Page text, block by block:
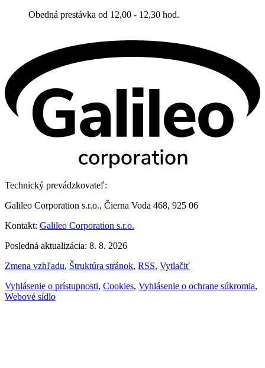
Obedná prestávka od 12,00 - 12,30 hod.
Technický prevádzkovateľ:
Galileo Corporation s.r.o., Čierna Voda 468, 925 06
Kontakt: Galileo Corporation s.r.o.
Posledná aktualizácia: 8. 8. 2026
Zmena vzhľadu, Štruktúra stránok, RSS, Vytlačiť
Vyhlásenie o prístupnosti, Cookies, Vyhlásenie o ochrane súkromia,
Webové sídlo